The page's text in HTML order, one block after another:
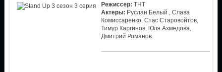
Режиссер: ТНТ
Актеры: Руслан Белый , Слава
Комиссаренко, Стас Старовойтов,
Тимур Каргинов, Юля Ахмедова,
Дмитрий Романов